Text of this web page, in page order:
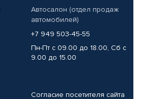
Автосалон (отдел продаж
автомобилей)
+7 949 503-45-55
Пн-Пт с 09.00 до 18.00, Сб с
9.00 до 15.00
Согласие посетителя сайта